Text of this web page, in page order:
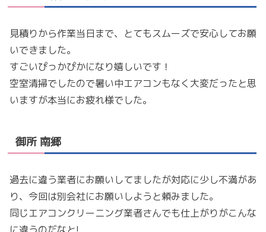
見積りから作業当日まで、とてもスムーズで安心してお願
いできました。
すごいぴっかぴかになり嬉しいです！
空室清掃でしたので暑い中エアコンもなく大変だったと思
いますが本当にお疲れ様でした。
御所 南郷
過去に違う業者にお願いしてましたが対応に少し不満があ
り、今回は別会社にお願いしようと頼みました。
同じエアコンクリーニング業者さんでも仕上がりがこんな